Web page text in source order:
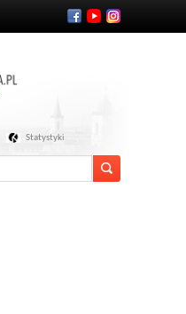
Statystyki